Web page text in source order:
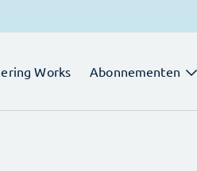
Works Abonnementen